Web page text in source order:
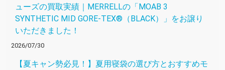
ューズの買取実績｜MERRELLの「MOAB 3
SYNTHETIC MID GORE-TEX®（BLACK）」をお譲り
いただきました！
2026/07/30
【夏キャン勢必見！】夏用寝袋の選び方とおすすめモ